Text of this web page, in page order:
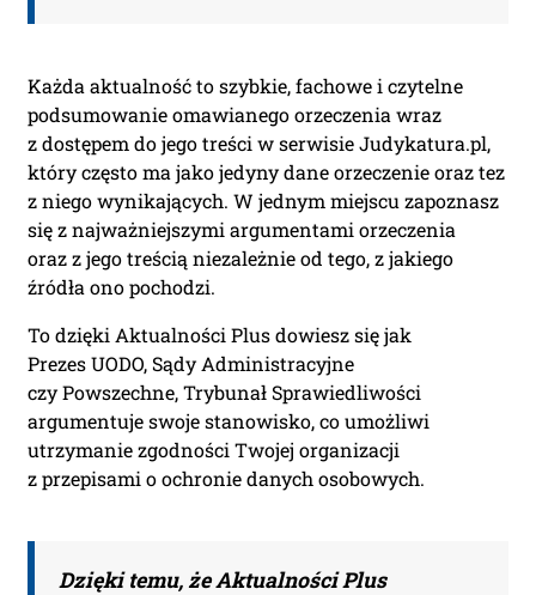
Każda aktualność to szybkie, fachowe i czytelne
podsumowanie omawianego orzeczenia wraz
z dostępem do jego treści w serwisie Judykatura.pl,
który często ma jako jedyny dane orzeczenie oraz tez
z niego wynikających. W jednym miejscu zapoznasz
się z najważniejszymi argumentami orzeczenia
oraz z jego treścią niezależnie od tego, z jakiego
źródła ono pochodzi.
To dzięki Aktualności Plus dowiesz się jak
Prezes UODO, Sądy Administracyjne
czy Powszechne, Trybunał Sprawiedliwości
argumentuje swoje stanowisko, co umożliwi
utrzymanie zgodności Twojej organizacji
z przepisami o ochronie danych osobowych.
Dzięki temu, że Aktualności Plus